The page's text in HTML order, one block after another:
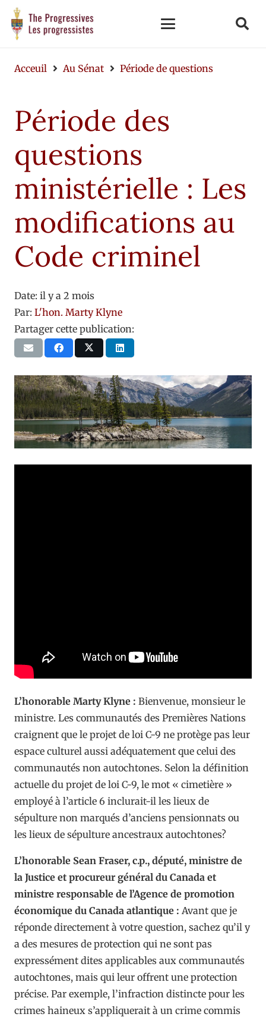
Acceuil Au Sénat Période de questions
Période des
questions
ministérielle : Les
modifications au
Code criminel
Date: il y a 2 mois
Par: L'hon. Marty Klyne
Partager cette publication:
L’honorable Marty Klyne : Bienvenue, monsieur le
ministre. Les communautés des Premières Nations
craignent que le projet de loi C-9 ne protège pas leur
espace culturel aussi adéquatement que celui des
communautés non autochtones. Selon la définition
actuelle du projet de loi C-9, le mot « cimetière »
employé à l’article 6 inclurait-il les lieux de
sépulture non marqués d’anciens pensionnats ou
les lieux de sépulture ancestraux autochtones?
L’honorable Sean Fraser, c.p., député, ministre de
la Justice et procureur général du Canada et
ministre responsable de l’Agence de promotion
économique du Canada atlantique : Avant que je
réponde directement à votre question, sachez qu’il y
a des mesures de protection qui ne sont pas
expressément dites applicables aux communautés
autochtones, mais qui leur offrent une protection
précise. Par exemple, l’infraction distincte pour les
crimes haineux s’appliquerait à un crime commis